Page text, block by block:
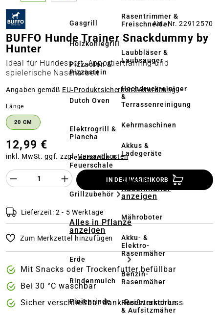
Gasgrill
Holzkohlegrill
Pizzaofen &
Pizzastein
Dutch Oven
Elektrogrill &
Plancha
Feuerstelle &
Feuerschale
Grillzubehör
Alles in Pflanze
anzeigen
Erde
Rindenmulch
Pinienrinde
Rasentrimmer &
Freischneider
Laubbläser &
Laubsauger
Hochdruckreiniger
&
Terrassenreinigung
Kehrmaschinen
Akkus &
Ladegeräte
Alles in
Rasenmäher
anzeigen
Mähroboter
Akku- &
Elektro-
Rasenmäher
Benzin-
Rasenmäher
Rasentraktoren
& Aufsitzmäher
Art.-Nr. 22912570
BUFFO Hunde Trainer Snackdummy by
Hunter
Ideal für Hundesport, Apportiertraining und
spielerische Nasenarbeit
Angaben gemäß EU‑Produktsicherheitsverordnung
Länge
20 CM
12,99 €
inkl. MwSt. ggf. zzgl.Versandkosten
Produkt Anzahl des Produktes
IN DEN WARENKORB
Lieferzeit: 2 - 5 Werktage
Zum Merkzettel hinzufügen
Mit Snacks oder Trockenfutter befüllbar
Bei 30 °C waschbar
Sicher verschließbar dank Reißverschluss